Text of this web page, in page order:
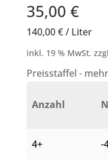
35,00 €
140,00€/ Liter
inkl. 19 % MwSt.
Preisstaffel -
Anzahl
4+ -